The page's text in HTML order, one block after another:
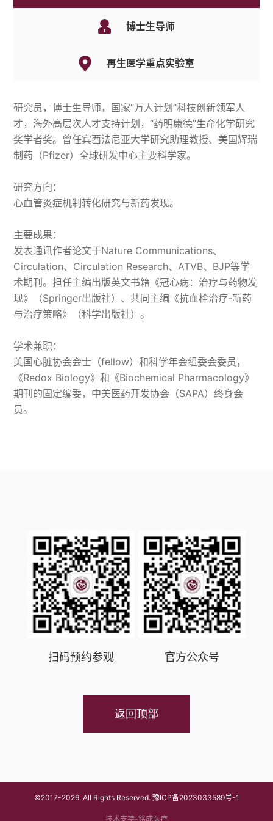
博士生导师
再生医学重点实验室
研究员，博士生导师，国家“万人计划”科技创新领军人
才，海外高层次人才支持计划，“药明康德”生命化学研究
奖学者奖。曾任宾西法尼亚大学研究助理教授、美国辉瑞
制药（Pfizer）全球研发中心主要科学家。
研究方向：
心血管炎症机制转化研究与新药发现。
主要成果：
发表通讯作者论文于Nature Communications、
Circulation、Circulation Research、ATVB、BJP等学
术期刊。担任主编出版英文书籍《冠心病：治疗与药物发
现》（Springer出版社）、共同主编《抗血栓治疗-新药
与治疗策略》（科学出版社）。
学术兼职：
美国心脏协会会士（fellow）和科学年会组委会委员，
《Redox Biology》和《Biochemical Pharmacology》
期刊的固定编委，中美医药开发协会（SAPA）终身会
员。
扫码预约参观 官方公众号
返回顶部
©2017-2026. All Rights Reserved. 豫ICP备2023033589号-1
技术支持-铭成医疗